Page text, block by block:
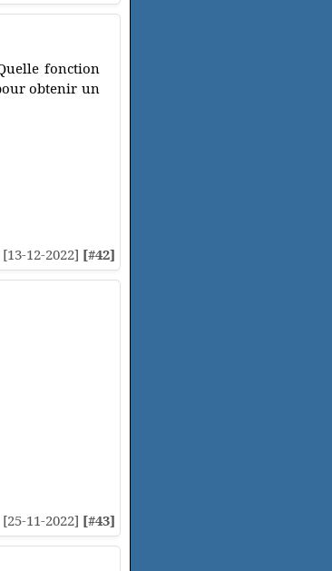
fonction
obtenir un
12-2022] [#42]
11-2022] [#43]